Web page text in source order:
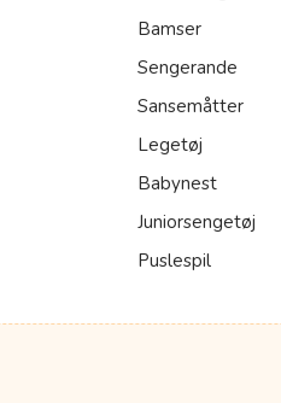
Bamser
Sengerande
Sansemåtter
Legetøj
Babynest
Juniorsengetøj
Puslespil